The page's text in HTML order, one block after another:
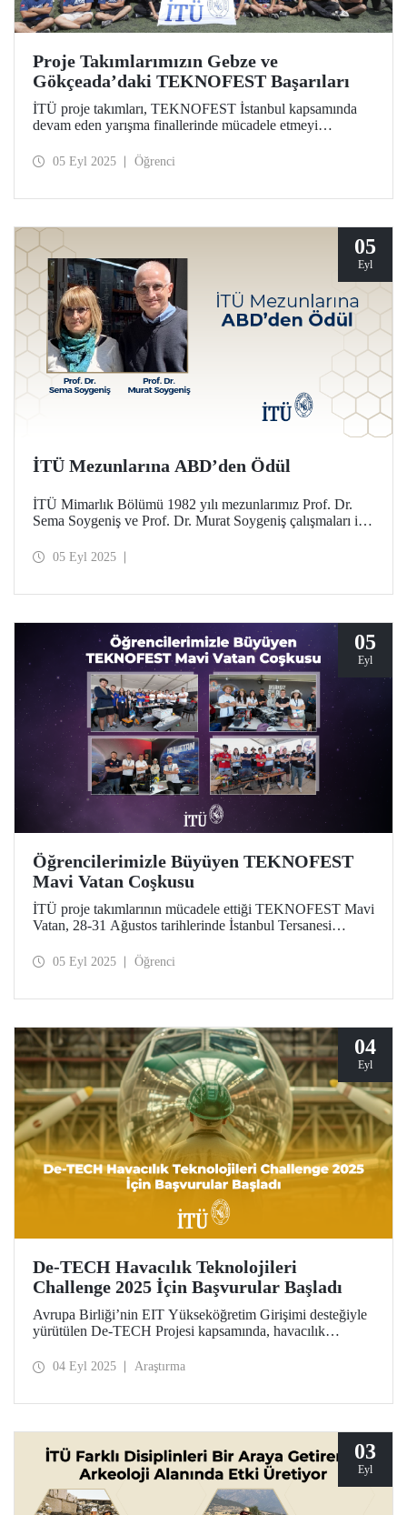
Proje Takımlarımızın Gebze ve
Gökçeada’daki TEKNOFEST Başarıları
İTÜ proje takımları, TEKNOFEST İstanbul kapsamında
devam eden yarışma finallerinde mücadele etmeyi
05 Eyl 2025 Öğrenci
05
Eyl
İTÜ Mezunlarına ABD’den Ödül
İTÜ Mimarlık Bölümü 1982 yılı mezunlarımız Prof. Dr.
Sema Soygeniş ve Prof. Dr. Murat Soygeniş çalışmaları ile
dolayısıyla Buffalo Üniversitesi tarafından 2025
05 Eyl 2025
05
Eyl
Öğrencilerimizle Büyüyen TEKNOFEST
Mavi Vatan Coşkusu
İTÜ proje takımlarının mücadele ettiği TEKNOFEST Mavi
Vatan, 28-31 Ağustos tarihlerinde İstanbul Tersanesi
Vakfı) yürütücülüğünde, Sanayi ve Teknoloji Bakanlığı ile
05 Eyl 2025 Öğrenci
04
Eyl
De-TECH Havacılık Teknolojileri
Challenge 2025 İçin Başvurular Başladı
Avrupa Birliği’nin EIT Yükseköğretim Girişimi desteğiyle
yürütülen De-TECH Projesi kapsamında, havacılık
Havacılık Teknolojileri Challenge 2025 için başvuru
04 Eyl 2025 Araştırma
03
Eyl